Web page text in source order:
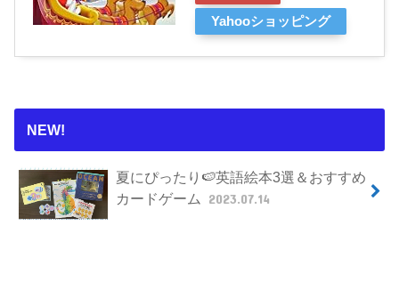
Yahooショッピング
NEW!
夏にぴったり🍉英語絵本3選＆おすすめ
カードゲーム
2023.07.14